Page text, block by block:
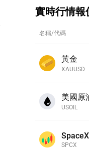
實時行情報
名稱/代碼
黃金
XAUUSD
美國原
USOIL
SpaceX
SPCX